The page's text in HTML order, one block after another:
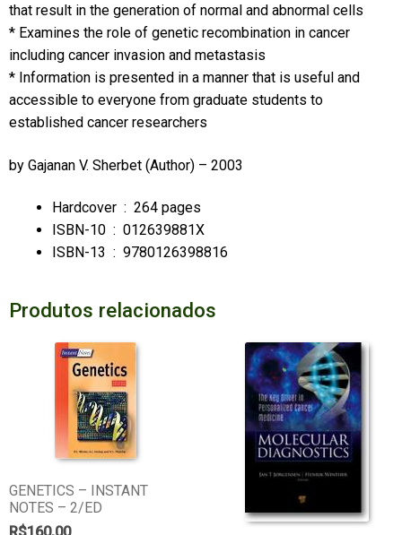
that result in the generation of normal and abnormal cells
* Examines the role of genetic recombination in cancer
including cancer invasion and metastasis
* Information is presented in a manner that is useful and
accessible to everyone from graduate students to
established cancer researchers
by Gajanan V. Sherbet (Author) – 2003
Hardcover ‏ : ‎ 264 pages
ISBN-10 ‏ : ‎ 012639881X
ISBN-13 ‏ : ‎ 9780126398816
Produtos relacionados
GENETICS – INSTANT
NOTES – 2/ED